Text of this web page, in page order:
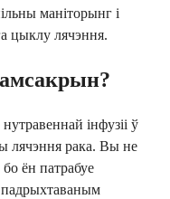
маніторынг і
цыклу лячэння.
інфузіі ў
лячэння рака. Вы не
ён патрабуе
падрыхтаваным